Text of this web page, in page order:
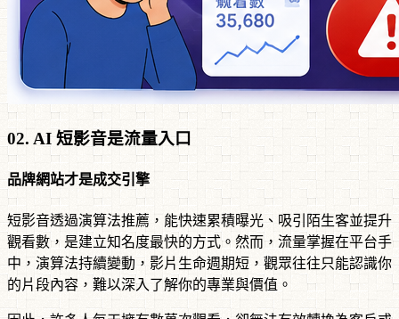
02. AI 短影音是流量入口
品牌網站才是成交引擎
短影音透過演算法推薦，能快速累積曝光、吸引陌生客並提升
觀看數，是建立知名度最快的方式。然而，流量掌握在平台手
中，演算法持續變動，影片生命週期短，觀眾往往只能認識你
的片段內容，難以深入了解你的專業與價值。